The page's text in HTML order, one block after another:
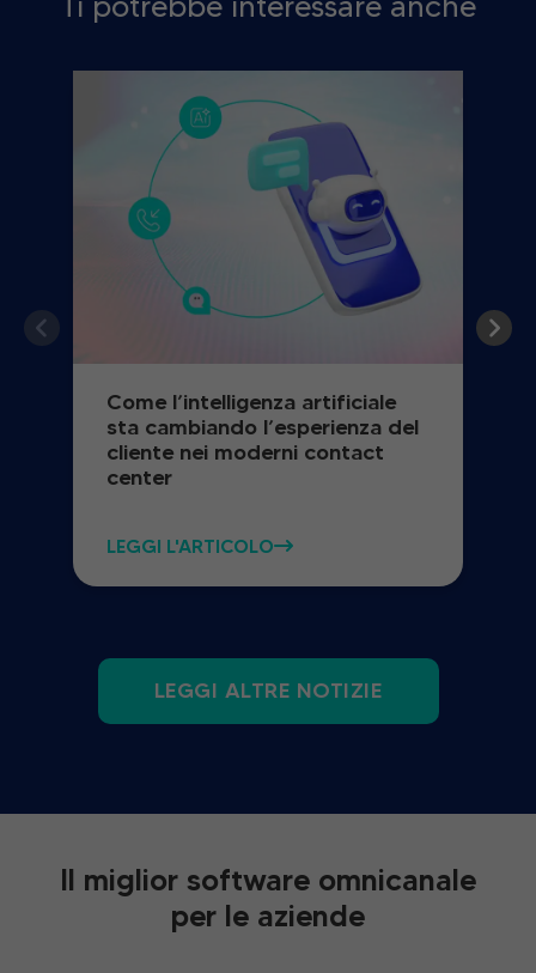
Come l’intelligenza artificiale
sta cambiando l’esperienza del
cliente nei moderni contact
center
LEGGI L'ARTICOLO
LEGGI ALTRE NOTIZIE
Il miglior software omnicanale
per le aziende